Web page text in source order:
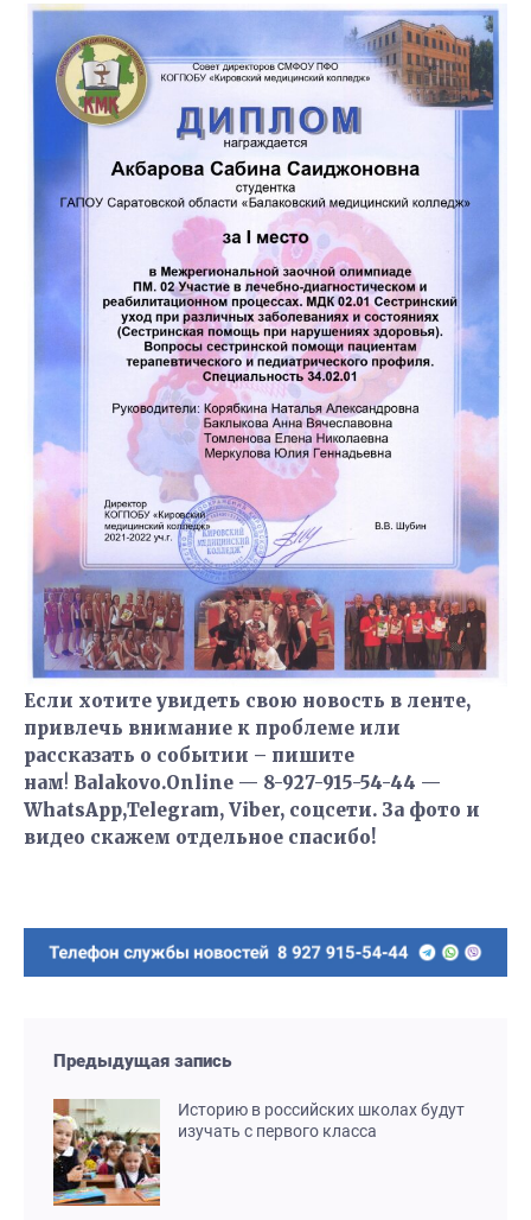
Если хотите увидеть свою новость в ленте,
привлечь внимание к проблеме или
рассказать о событии – пишите
нам! Balakovo.Online — 8-927-915-54-44 —
WhatsApp,Telegram, Viber, соцсети. За фото и
видео скажем отдельное спасибо!
Предыдущая запись
Историю в российских школах будут
изучать с первого класса